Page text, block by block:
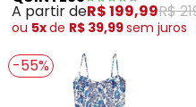
A partir deR$ 199,99R$
ou 5xde R$ 39,99sem juros
-55%